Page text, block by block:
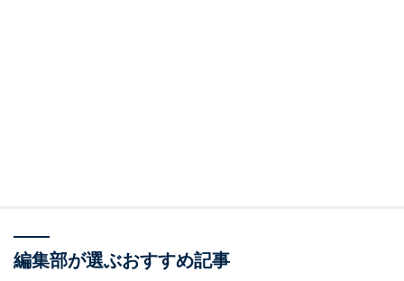
るAll About発のニュースメディアです。お金や仕事、恋愛、ITに関
する疑問に対して専門家が分かりやすく回答するほか、エンタメ情
報やSNSで話題のトピックスを紹介しています。
編集部が選ぶおすすめ記事